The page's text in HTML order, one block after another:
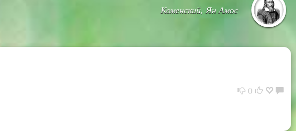
Коменский, Ян Амос
0